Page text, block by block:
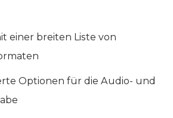
einer breiten Liste von
Optionen für die Audio- und